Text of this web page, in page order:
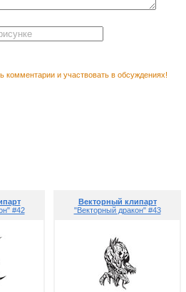
комментарии и участвовать в обсуждениях!
#42
Векторный клипарт
"Векторный дракон" #43